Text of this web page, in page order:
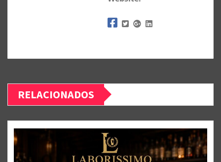
RELACIONADOS